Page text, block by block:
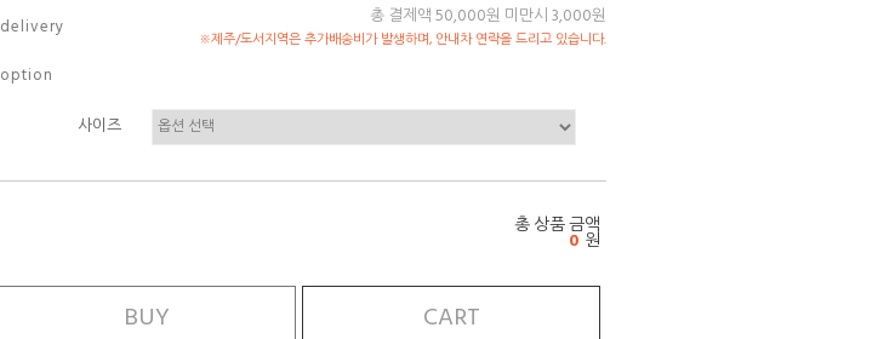
d e l i v e r y
총 결제액 50,000원 미만시 3,000원
※제주/도서지역은 추가배송비가 발생하며, 안내차 연락을 드리고 있습니다.
o p t i o n
사이즈
총 상품 금액
0 원
BUY CART